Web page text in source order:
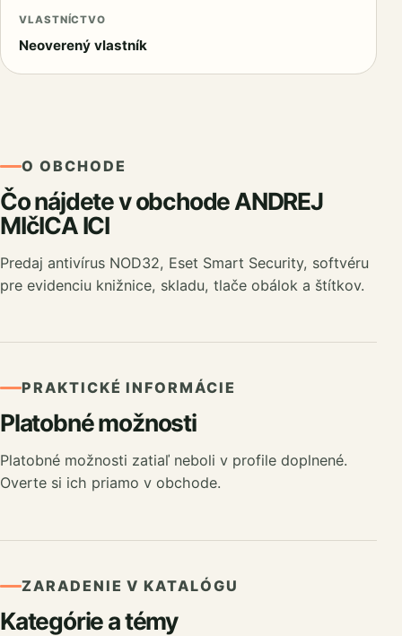
VLASTNÍCTVO
Neoverený vlastník
O OBCHODE
Čo nájdete v obchode ANDREJ
MIčICA ICI
Predaj antivírus NOD32, Eset Smart Security, softvéru
pre evidenciu knižnice, skladu, tlače obálok a štítkov.
PRAKTICKÉ INFORMÁCIE
Platobné možnosti
Platobné možnosti zatiaľ neboli v profile doplnené.
Overte si ich priamo v obchode.
ZARADENIE V KATALÓGU
Kategórie a témy